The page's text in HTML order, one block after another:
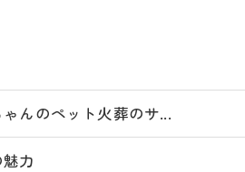
んのペット火葬のサ...
力